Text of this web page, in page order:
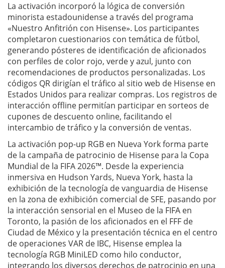
La activación incorporó la lógica de conversión
minorista estadounidense a través del programa
«Nuestro Anfitrión con Hisense». Los participantes
completaron cuestionarios con temática de fútbol,
generando pósteres de identificación de aficionados
con perfiles de color rojo, verde y azul, junto con
recomendaciones de productos personalizadas. Los
códigos QR dirigían el tráfico al sitio web de Hisense en
Estados Unidos para realizar compras. Los registros de
interacción offline permitían participar en sorteos de
cupones de descuento online, facilitando el
intercambio de tráfico y la conversión de ventas.
La activación pop-up RGB en Nueva York forma parte
de la campaña de patrocinio de Hisense para la Copa
Mundial de la FIFA 2026™. Desde la experiencia
inmersiva en Hudson Yards, Nueva York, hasta la
exhibición de la tecnología de vanguardia de Hisense
en la zona de exhibición comercial de SFE, pasando por
la interacción sensorial en el Museo de la FIFA en
Toronto, la pasión de los aficionados en el FFF de
Ciudad de México y la presentación técnica en el centro
de operaciones VAR de IBC, Hisense emplea la
tecnología RGB MiniLED como hilo conductor,
integrando los diversos derechos de patrocinio en una